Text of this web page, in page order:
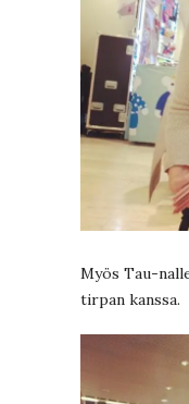
Myös Tau-
tirpan kanssa.